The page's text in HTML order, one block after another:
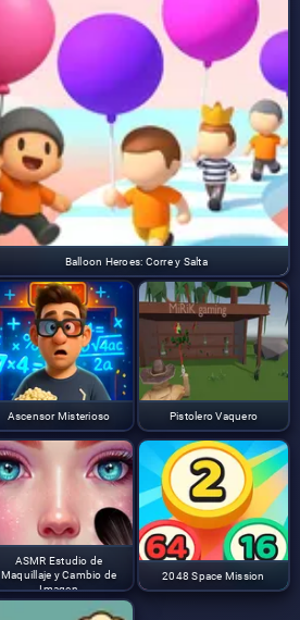
Balloon Heroes: Corre y Salta
Ascensor Misterioso Pistolero Vaquero
ASMR Estudio de
Maquillaje y Cambio de
Imagen
2048 Space Mission